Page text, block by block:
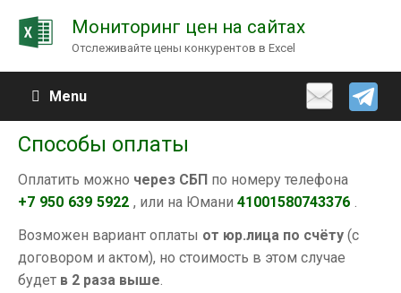
Мониторинг цен на сайтах
Отслеживайте цены конкурентов в Excel
Menu
Способы оплаты
Оплатить можно через СБП по номеру телефона
+7 950 639 5922 , или на Юмани 41001580743376 .
Возможен вариант оплаты от юр.лица по счёту (с
договором и актом), но стоимость в этом случае
будет в 2 раза выше.